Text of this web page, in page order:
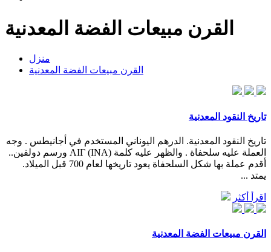
القرن مبيعات الفضة المعدنية
منزل
القرن مبيعات الفضة المعدنية
تاريخ النقود المعدنية
تاريخ النقود المعدنية. الدرهم اليوناني المستخدم في أجانيطس . وجه
العملة عليه سلحفاة . والظهر عليه كلمة (ΑΙΓ (INA ورسم دولفين..
أقدم عملة بها شكل السلحفاة يعود تاريخها لعام 700 قبل الميلاد.
يمتد ...
اقرأ أكثر
القرن مبيعات الفضة المعدنية